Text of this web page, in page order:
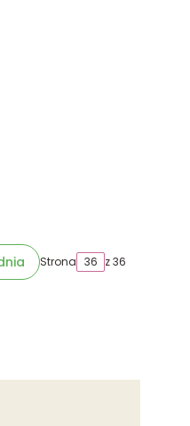
strony z produktami
Strona z 36